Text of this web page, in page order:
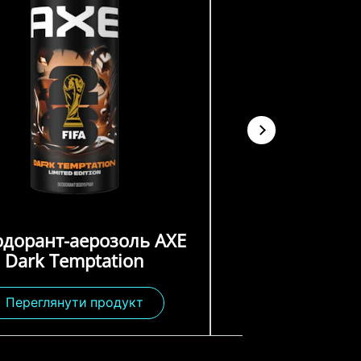
аерозоль AXE
Dark Temptation
Переглянути продукт